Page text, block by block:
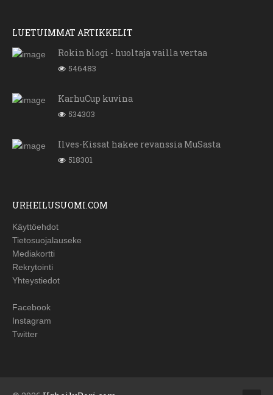
LUETUIMMAT ARTIKKELIT
Rokin blogi - huoltaja vailla vertaa
546483
KarhuCup kuvina
534303
Ilves-Kissat hakee revanssia MuSasta
518301
URHEILUSUOMI.COM
Käyttöehdot
Tietosuojalauseke
Mediakortti
Rekrytointi
Yhteystiedot
Facebook
Instagram
Twitter